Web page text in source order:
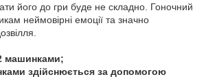
його до гри буде не складно. Гоночний
неймовірні емоції та значно
машинками;
здійснюється за допомогою